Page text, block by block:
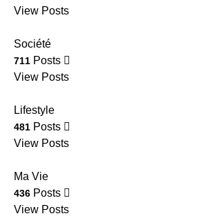
View Posts
Société
711 Posts
View Posts
Lifestyle
481 Posts
View Posts
Ma Vie
436 Posts
View Posts